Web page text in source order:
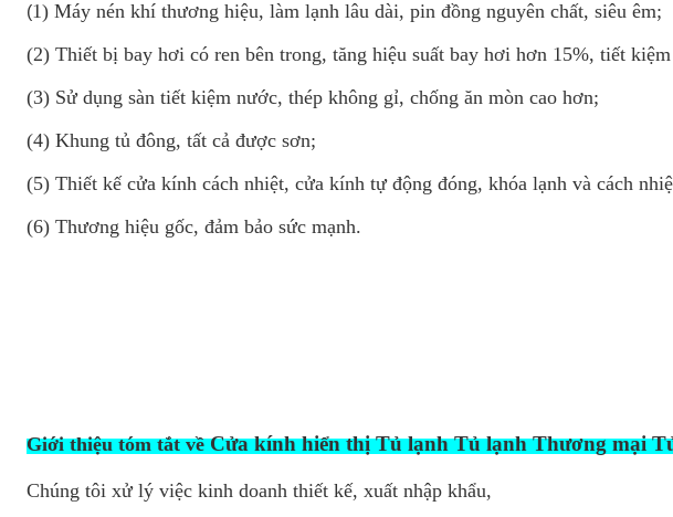
(1) Máy nén khí thương hiệu, làm lạnh lâu dài, pin đồng nguyên chất, siêu êm;
(2) Thiết bị bay hơi có ren bên trong, tăng hiệu suất bay hơi hơn 15%, tiết
(3) Sử dụng sàn tiết kiệm nước, thép không gỉ, chống ăn mòn cao hơn;
(4) Khung tủ đông, tất cả được sơn;
(5) Thiết kế cửa kính cách nhiệt, cửa kính tự động đóng, khóa lạnh và cách
(6) Thương hiệu gốc, đảm bảo sức mạnh.
Giới thiệu tóm tắt vềCửa kính hiển thị Tủ lạnh Tủ lạnh Thương mại
Chúng tôi xử lý việc kinh doanh thiết kế, xuất nhập khẩu,